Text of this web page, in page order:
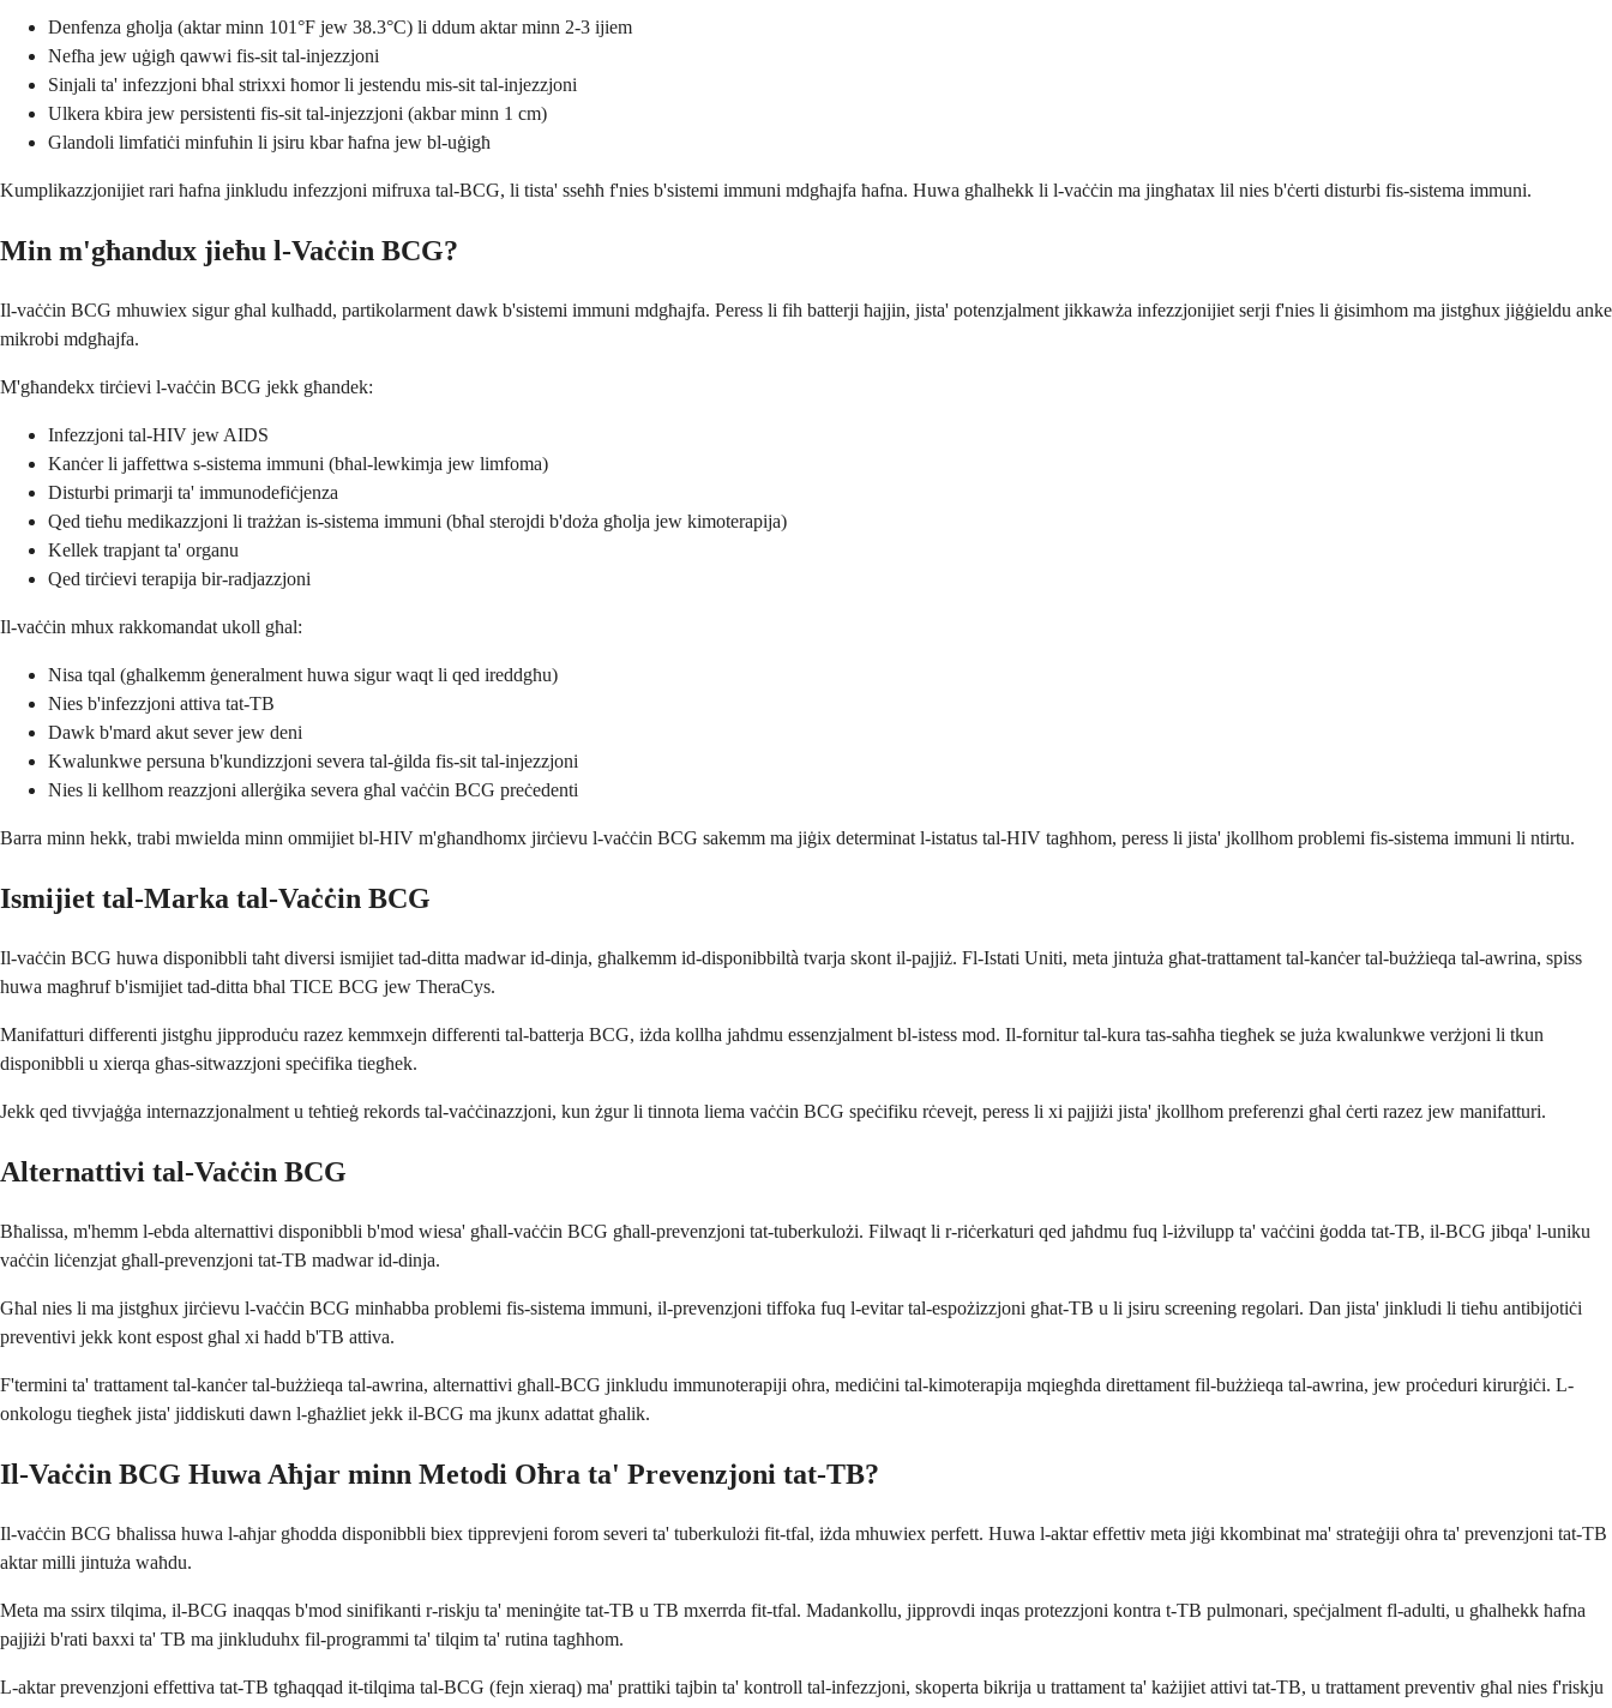
Denfenza għolja (aktar minn 101°F jew 38.3°C) li ddum aktar minn 2-3 ijiem
Nefħa jew uġigħ qawwi fis-sit tal-injezzjoni
Sinjali ta' infezzjoni bħal strixxi ħomor li jestendu mis-sit tal-injezzjoni
Ulkera kbira jew persistenti fis-sit tal-injezzjoni (akbar minn 1 cm)
Glandoli limfatiċi minfuħin li jsiru kbar ħafna jew bl-uġigħ
Kumplikazzjonijiet rari ħafna jinkludu infezzjoni mifruxa tal-BCG, li tista' sseħħ f'nies b'sistemi immuni mdgħajfa ħafna. Huwa għalhekk li l-vaċċin ma jingħatax lil nies b'ċerti disturbi fis-sistema immuni.
Min m'għandux jieħu l-Vaċċin BCG?
Il-vaċċin BCG mhuwiex sigur għal kulħadd, partikolarment dawk b'sistemi immuni mdgħajfa. Peress li fih batterji ħajjin, jista' potenzjalment jikkawża infezzjonijiet serji f'nies li ġisimhom ma jistgħux jiġġieldu anke
mikrobi mdgħajfa.
M'għandekx tirċievi l-vaċċin BCG jekk għandek:
Infezzjoni tal-HIV jew AIDS
Kanċer li jaffettwa s-sistema immuni (bħal-lewkimja jew limfoma)
Disturbi primarji ta' immunodefiċjenza
Qed tieħu medikazzjoni li trażżan is-sistema immuni (bħal sterojdi b'doża għolja jew kimoterapija)
Kellek trapjant ta' organu
Qed tirċievi terapija bir-radjazzjoni
Il-vaċċin mhux rakkomandat ukoll għal:
Nisa tqal (għalkemm ġeneralment huwa sigur waqt li qed ireddgħu)
Nies b'infezzjoni attiva tat-TB
Dawk b'mard akut sever jew deni
Kwalunkwe persuna b'kundizzjoni severa tal-ġilda fis-sit tal-injezzjoni
Nies li kellhom reazzjoni allerġika severa għal vaċċin BCG preċedenti
Barra minn hekk, trabi mwielda minn ommijiet bl-HIV m'għandhomx jirċievu l-vaċċin BCG sakemm ma jiġix determinat l-istatus tal-HIV tagħhom, peress li jista' jkollhom problemi fis-sistema immuni li ntirtu.
Ismijiet tal-Marka tal-Vaċċin BCG
Il-vaċċin BCG huwa disponibbli taħt diversi ismijiet tad-ditta madwar id-dinja, għalkemm id-disponibbiltà tvarja skont il-pajjiż. Fl-Istati Uniti, meta jintuża għat-trattament tal-kanċer tal-bużżieqa tal-awrina, spiss
huwa magħruf b'ismijiet tad-ditta bħal TICE BCG jew TheraCys.
Manifatturi differenti jistgħu jipproduċu razez kemmxejn differenti tal-batterja BCG, iżda kollha jaħdmu essenzjalment bl-istess mod. Il-fornitur tal-kura tas-saħħa tiegħek se juża kwalunkwe verżjoni li tkun
disponibbli u xierqa għas-sitwazzjoni speċifika tiegħek.
Jekk qed tivvjaġġa internazzjonalment u teħtieġ rekords tal-vaċċinazzjoni, kun żgur li tinnota liema vaċċin BCG speċifiku rċevejt, peress li xi pajjiżi jista' jkollhom preferenzi għal ċerti razez jew manifatturi.
Alternattivi tal-Vaċċin BCG
Bħalissa, m'hemm l-ebda alternattivi disponibbli b'mod wiesa' għall-vaċċin BCG għall-prevenzjoni tat-tuberkulożi. Filwaqt li r-riċerkaturi qed jaħdmu fuq l-iżvilupp ta' vaċċini ġodda tat-TB, il-BCG jibqa' l-uniku
vaċċin liċenzjat għall-prevenzjoni tat-TB madwar id-dinja.
Għal nies li ma jistgħux jirċievu l-vaċċin BCG minħabba problemi fis-sistema immuni, il-prevenzjoni tiffoka fuq l-evitar tal-espożizzjoni għat-TB u li jsiru screening regolari. Dan jista' jinkludi li tieħu antibijotiċi
preventivi jekk kont espost għal xi ħadd b'TB attiva.
F'termini ta' trattament tal-kanċer tal-bużżieqa tal-awrina, alternattivi għall-BCG jinkludu immunoterapiji oħra, mediċini tal-kimoterapija mqiegħda direttament fil-bużżieqa tal-awrina, jew proċeduri kirurġiċi. L-
onkologu tiegħek jista' jiddiskuti dawn l-għażliet jekk il-BCG ma jkunx adattat għalik.
Il-Vaċċin BCG Huwa Aħjar minn Metodi Oħra ta' Prevenzjoni tat-TB?
Il-vaċċin BCG bħalissa huwa l-aħjar għodda disponibbli biex tipprevjeni forom severi ta' tuberkulożi fit-tfal, iżda mhuwiex perfett. Huwa l-aktar effettiv meta jiġi kkombinat ma' strateġiji oħra ta' prevenzjoni tat-TB
aktar milli jintuża waħdu.
Meta ma ssirx tilqima, il-BCG inaqqas b'mod sinifikanti r-riskju ta' meninġite tat-TB u TB mxerrda fit-tfal. Madankollu, jipprovdi inqas protezzjoni kontra t-TB pulmonari, speċjalment fl-adulti, u għalhekk ħafna
pajjiżi b'rati baxxi ta' TB ma jinkluduhx fil-programmi ta' tilqim ta' rutina tagħhom.
L-aktar prevenzjoni effettiva tat-TB tgħaqqad it-tilqima tal-BCG (fejn xieraq) ma' prattiki tajbin ta' kontroll tal-infezzjoni, skoperta bikrija u trattament ta' każijiet attivi tat-TB, u trattament preventiv għal nies f'riskju